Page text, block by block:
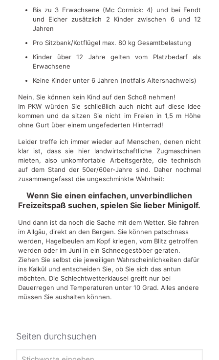
Bis zu 3 Erwachsene (Mc Cormick: 4) und bei Fendt
und Eicher zusätzlich 2 Kinder zwischen 6 und 12
Jahren
Pro Sitzbank/Kotflügel max. 80 kg Gesamtbelastung
Kinder über 12 Jahre gelten vom Platzbedarf als
Erwachsene
Keine Kinder unter 6 Jahren (notfalls Altersnachweis)
Nein, Sie können kein Kind auf den Schoß nehmen!
Im PKW würden Sie schließlich auch nicht auf diese Idee
kommen und da sitzen Sie nicht im Freien in 1,5 m Höhe
ohne Gurt über einem ungefederten Hinterrad!
Leider treffe ich immer wieder auf Menschen, denen nicht
klar ist, dass sie hier landwirtschaftliche Zugmaschinen
mieten, also unkomfortable Arbeitsgeräte, die technisch
auf dem Stand der 50er/60er-Jahre sind. Daher nochmal
zusammengefasst die ungeschminkte Wahrheit:
Wenn Sie einen einfachen, unverbindlichen
Freizeitspaß suchen, spielen Sie lieber Minigolf.
Und dann ist da noch die Sache mit dem Wetter. Sie fahren
im Allgäu, direkt an den Bergen. Sie können patschnass
werden, Hagelbeulen am Kopf kriegen, vom Blitz getroffen
werden oder im Juni in ein Schneegestöber geraten.
Ziehen Sie selbst die jeweiligen Wahrscheinlichkeiten dafür
ins Kalkül und entscheiden Sie, ob Sie sich das antun
möchten. Die Schlechtwetterklausel greift nur bei
Dauerregen und Temperaturen unter 10 Grad. Alles andere
müssen Sie aushalten können.
Seiten durchsuchen